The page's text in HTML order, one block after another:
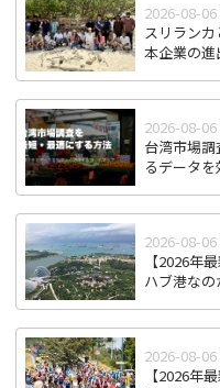
2026-08-06
スリラン
本企業の
2026-08-06
台湾市場
るデータ
2026-08-06
【2026年
ハブ港な
2026-08-06
【2026年